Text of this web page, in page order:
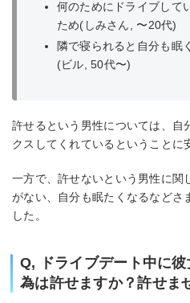
何のためにドライブして
ため(しみさん, 〜20代)
隣で寝られると自分も眠
(ビル, 50代〜)
許せるという男性については、自
クスしてくれているということに
一方で、許せないという男性に関
がない、自分も眠たくなるなどさ
した。
Q, ドライブデート中に
為は許せますか？許せま